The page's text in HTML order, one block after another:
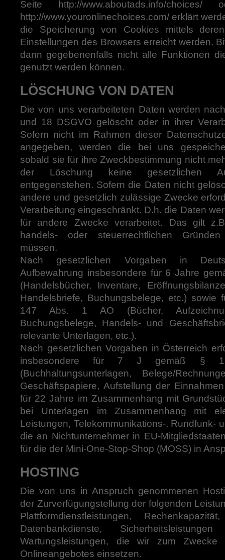
Seite http://www.aboutads.info/
http://www.youronlinechoices.com/ erklärt
die Speicherung von Cookies mittels
Einstellungen des Browsers erreicht werden.
dann gegebenenfalls nicht alle Funktionen
genutzt werden können.
LÖSCHUNG VON DATEN
Die von uns verarbeiteten Daten werden
und 18 DSGVO gelöscht oder in ihrer
Sofern nicht im Rahmen dieser
angegeben, werden die bei uns
sobald sie für ihre Zweckbestimmung nicht
der Löschung keine gesetzlichen
entgegenstehen. Sofern die Daten nicht
andere und gesetzlich zulässige Zwecke
Verarbeitung eingeschränkt. D.h. die Daten
für andere Zwecke verarbeitet. Das gilt
handels- oder steuerrechtlichen
müssen.
Nach gesetzlichen Vorgaben in
Aufbewahrung insbesondere für 6 Jahre
(Handelsbücher, Inventare,
Handelsbriefe, Buchungsbelege, etc.)
147 Abs. 1 AO (Bücher,
Buchungsbelege, Handels- und
relevante Unterlagen, etc.).
Nach gesetzlichen Vorgaben in Österreich
insbesondere für 7 J gemäß §
(Buchhaltungsunterlagen, Belege/
Geschäftspapiere, Aufstellung der
für 22 Jahre im Zusammenhang mit
bei Unterlagen im Zusammenhang mit
Leistungen, Telekommunikations-, Rundfunk-
die an Nichtunternehmer in EU-
für die der Mini-One-Stop-Shop (MOSS) in
HOSTING
Die von uns in Anspruch genommenen
der Zurverfügungstellung der folgenden
Plattformdienstleistungen,
Datenbankdienste,
Wartungsleistungen, die wir zum
Onlineangebotes einsetzen.